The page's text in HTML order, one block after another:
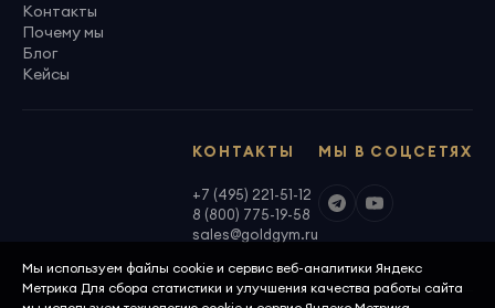
Контакты
Почему мы
Блог
Кейсы
МЫ В СОЦСЕТЯХ
КОНТАКТЫ
+7 (495) 221-51-12
8 (800) 775-19-58
sales@goldgym.ru
Мы используем файлы cookie и сервис веб-аналитики Яндекс
Метрика Для сбора статистики и улучшения качества работы сайта